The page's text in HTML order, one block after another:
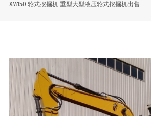
XM150 轮式挖掘机 重型大型液压轮式挖掘机出售